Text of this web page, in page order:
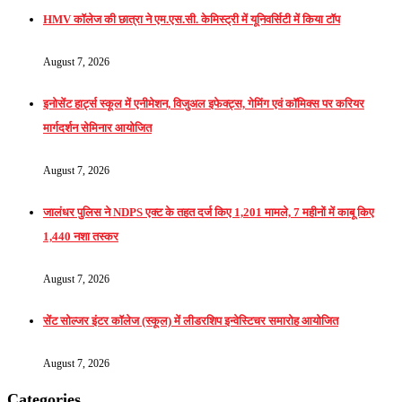
HMV कॉलेज की छात्रा ने एम.एस.सी. केमिस्ट्री में यूनिवर्सिटी में किया टॉप
August 7, 2026
इनोसेंट हार्ट्स स्कूल में एनीमेशन, विजुअल इफेक्ट्स, गेमिंग एवं कॉमिक्स पर करियर
मार्गदर्शन सेमिनार आयोजित
August 7, 2026
जालंधर पुलिस ने NDPS एक्ट के तहत दर्ज किए 1,201 मामले, 7 महीनों में काबू किए
1,440 नशा तस्कर
August 7, 2026
सेंट सोल्जर इंटर कॉलेज (स्कूल) में लीडरशिप इन्वेस्टिचर समारोह आयोजित
August 7, 2026